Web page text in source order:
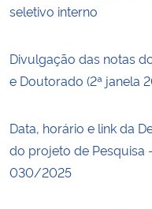
Planalto
seletivo interno
Divulgação das notas
e Doutorado (2ª janela
Data, horário e link da
do projeto de Pesquisa
030/2025